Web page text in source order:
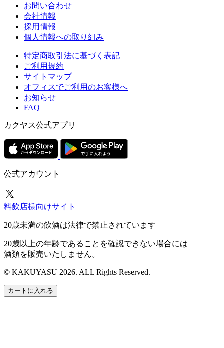
お問い合わせ
会社情報
採用情報
個人情報への取り組み
特定商取引法に基づく表記
ご利用規約
サイトマップ
オフィスでご利用のお客様へ
お知らせ
FAQ
カクヤス公式アプリ
公式アカウント
料飲店様向けサイト
20歳未満の飲酒は法律で禁止されています
20歳以上の年齢であることを確認できない場合には
酒類を販売いたしません。
© KAKUYASU 2026. ALL Rights Reserved.
カートに入れる